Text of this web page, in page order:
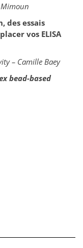
des essais
vos ELISA
– Camille Baey
bead-based